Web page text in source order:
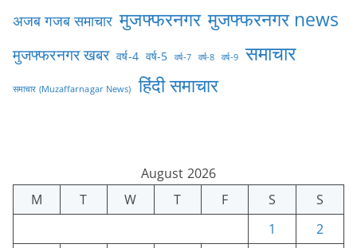
अजब गजब समाचार मुजफ्फरनगर मुजफ्फरनगर news
मुजफ्फरनगर खबर वर्ष-4 वर्ष-5 वर्ष-7 वर्ष-8 वर्ष-9 समाचार
समाचार (Muzaffarnagar News) हिंदी समाचार
August 2026
M
T W T F S
S
1
2